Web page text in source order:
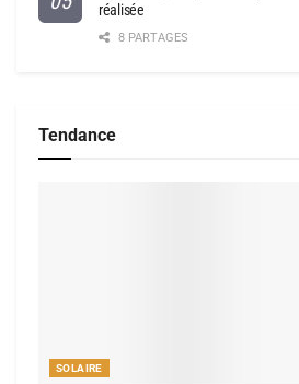
réalisée
8 PARTAGES
Tendance
SOLAIRE